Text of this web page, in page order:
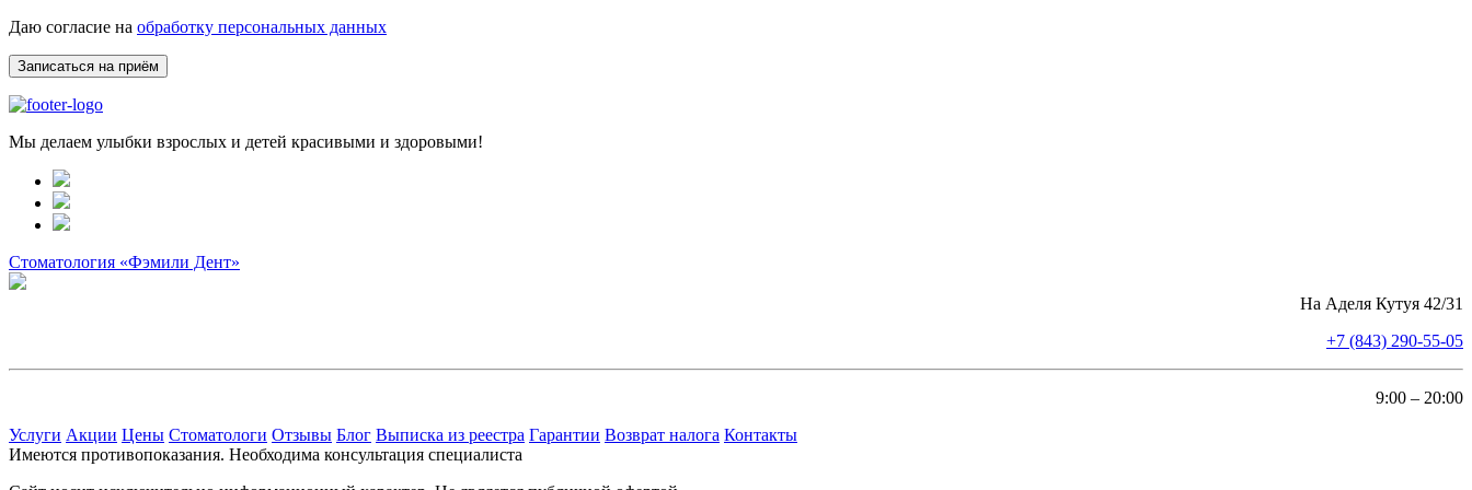
Даю согласие на обработку персональных данных
Мы делаем улыбки взрослых и детей красивыми и здоровыми!
Стоматология «Фэмили Дент»
На Аделя Кутуя 42/31
+7 (843) 290-55-05
9:00 – 20:00
Услуги Акции Цены Стоматологи Отзывы Блог Выписка из реестра Гарантии Возврат налога Контакты
Имеются противопоказания. Необходима консультация специалиста